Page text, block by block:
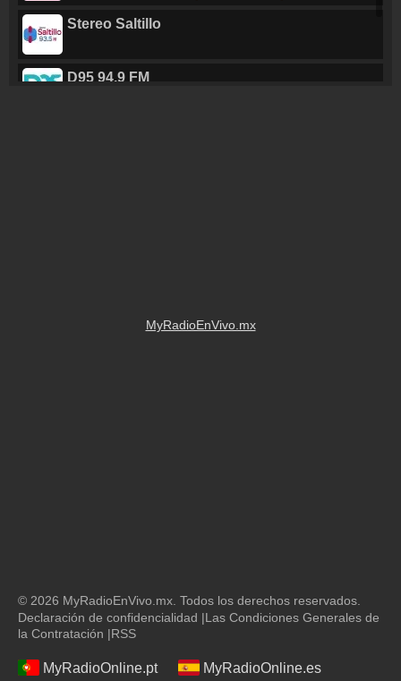
Stereo Saltillo
D95 94.9 FM
MyRadioEnVivo.mx
© 2026 MyRadioEnVivo.mx. Todos los derechos reservados.
Declaración de confidencialidad |Las Condiciones Generales de
la Contratación |RSS
MyRadioOnline.pt MyRadioOnline.es